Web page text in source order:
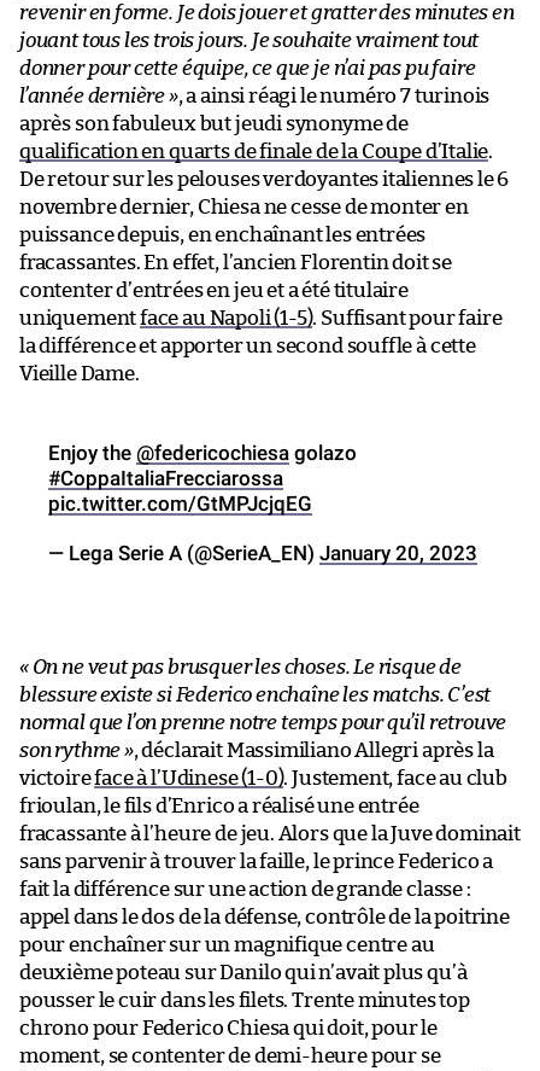
revenir en forme. Je dois jouer et gratter des minutes en
jouant tous les trois jours. Je souhaite vraiment tout
donner pour cette équipe, ce que je n’ai pas pu faire
l’année dernière », a ainsi réagi le numéro 7 turinois
après son fabuleux but jeudi synonyme de
qualification en quarts de finale de la Coupe d’Italie.
De retour sur les pelouses verdoyantes italiennes le 6
novembre dernier, Chiesa ne cesse de monter en
puissance depuis, en enchaînant les entrées
fracassantes. En effet, l’ancien Florentin doit se
contenter d’entrées en jeu et a été titulaire
uniquementface au Napoli (1-5). Suffisant pour faire
la différence et apporter un second souffle à cette
Vieille Dame.
Enjoy the @federicochiesa golazo
#CoppaItaliaFrecciarossa
pic.twitter.com/GtMPJcjqEG
— Lega Serie A (@SerieA_EN) January 20, 2023
« On ne veut pas brusquer les choses. Le risque de
blessure existe si Federico enchaîne les matchs. C’est
normal que l’on prenne notre temps pour qu’il retrouve
son rythme », déclarait Massimiliano Allegri après la
victoireface à l’Udinese (1-0). Justement, face au club
frioulan, le fils d’Enrico a réalisé une entrée
fracassante à l’heure de jeu. Alors que la Juve dominait
sans parvenir à trouver la faille, le prince Federico a
fait la différence sur une action de grande classe :
appel dans le dos de la défense, contrôle de la poitrine
pour enchaîner sur un magnifique centre au
deuxième poteau sur Danilo qui n’avait plus qu’à
pousser le cuir dans les filets. Trente minutes top
chrono pour Federico Chiesa qui doit, pour le
moment, se contenter de demi-heure pour se